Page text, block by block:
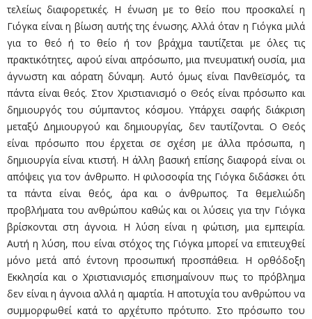
τελείως διαφορετικές. Η ένωση με το θείο που προσκαλεί η
Γιόγκα είναι η βίωση αυτής της ένωσης. Αλλά όταν η Γιόγκα μιλά
για το θεό ή το θείο ή τον βράχμα ταυτίζεται με όλες τις
πρακτικότητες, αφού είναι απρόσωπο, μια πνευματική ουσία, μια
άγνωστη και αόρατη δύναμη. Αυτό όμως είναι Πανθεϊσμός, τα
πάντα είναι θεός. Στον Χριστιανισμό ο Θεός είναι πρόσωπο και
δημιουργός του σύμπαντος κόσμου. Υπάρχει σαφής διάκριση
μεταξύ Δημιουργού και δημιουργίας, δεν ταυτίζονται. Ο Θεός
είναι πρόσωπο που έρχεται σε σχέση με άλλα πρόσωπα, η
δημιουργία είναι κτιστή. Η άλλη βασική επίσης διαφορά είναι οι
απόψεις για τον άνθρωπο. Η φιλοσοφία της Γιόγκα διδάσκει ότι
τα πάντα είναι θεός, άρα και ο άνθρωπος. Τα θεμελιώδη
προβλήματα του ανθρώπου καθώς και οι λύσεις για την Γιόγκα
βρίσκονται στη άγνοια. Η λύση είναι η φώτιση, μια εμπειρία.
Αυτή η λύση, που είναι στόχος της Γιόγκα μπορεί να επιτευχθεί
μόνο μετά από έντονη προσωπική προσπάθεια. Η ορθόδοξη
Εκκλησία και ο Χριστιανισμός επισημαίνουν πως το πρόβλημα
δεν είναι η άγνοια αλλά η αμαρτία. Η αποτυχία του ανθρώπου να
συμμορφωθεί κατά το αρχέτυπο πρότυπο. Στο πρόσωπο του